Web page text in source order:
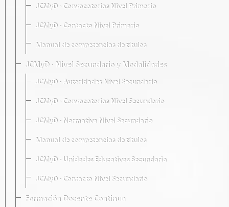
JCMyD · Convocatorias Nivel Primario
JCMyD · Contacto Nivel Primario
Manual de competencias de títulos
JCMyD · Nivel Secundario y Modalidades
JCMyD · Autoridades Nivel Secundario
JCMyD · Convocatorias Nivel Secundario
JCMyD · Normativa Nivel Secundario
Manual de competencias de títulos
JCMyD · Unidades Educativas Secundaria
JCMyD · Contacto Nivel Secundario
Formación Docente Continua